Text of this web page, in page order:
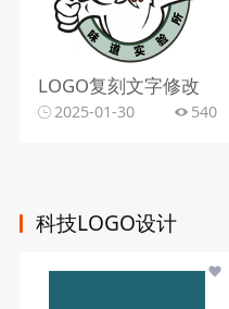
LOGO复刻文字修改
2025-01-30 540
科技LOGO设计